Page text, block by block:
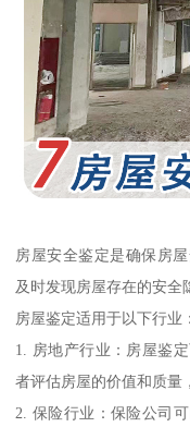
房屋安全鉴定是确保房
及时发现房屋存在的安全
房屋鉴定适用于以下行业：
1. 房地产行业：房屋鉴
者评估房屋的价值和质量
2. 保险行业：保险公司